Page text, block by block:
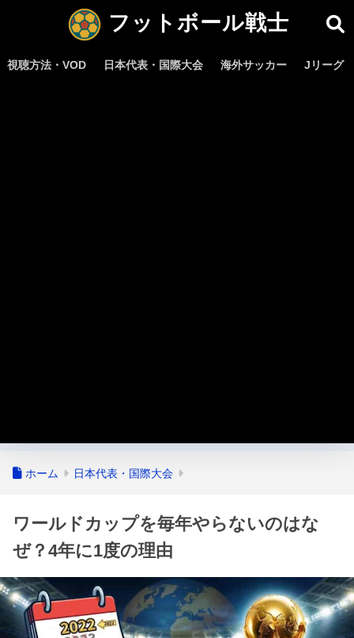
フットボール戦士
視聴方法・VOD 日本代表・国際大会 海外サッカー Jリーグ
ホーム 日本代表・国際大会
ワールドカップを毎年やらないのはな
ぜ？4年に1度の理由